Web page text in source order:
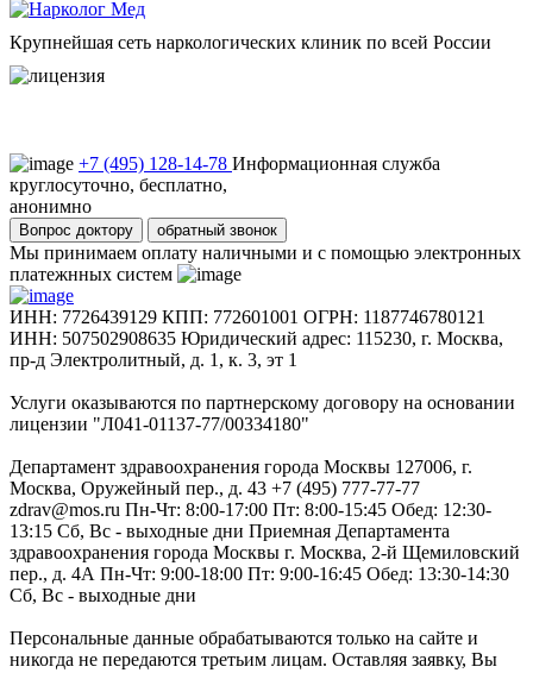
Крупнейшая сеть наркологических клиник по всей России
+7 (495) 128-14-78 Информационная служба
круглосуточно, бесплатно,
анонимно
Вопрос доктору обратный звонок
Мы принимаем оплату наличными и с помощью электронных
платежнных систем
ИНН: 7726439129 КПП: 772601001 ОГРН: 1187746780121
ИНН: 507502908635 Юридический адрес: 115230, г. Москва,
пр-д Электролитный, д. 1, к. 3, эт 1
Услуги оказываются по партнерскому договору на основании
лицензии "Л041-01137-77/00334180"
Департамент здравоохранения города Москвы 127006, г.
Москва, Оружейный пер., д. 43 +7 (495) 777-77-77
zdrav@mos.ru Пн-Чт: 8:00-17:00 Пт: 8:00-15:45 Обед: 12:30-
13:15 Сб, Вс - выходные дни Приемная Департамента
здравоохранения города Москвы г. Москва, 2-й Щемиловский
пер., д. 4А Пн-Чт: 9:00-18:00 Пт: 9:00-16:45 Обед: 13:30-14:30
Сб, Вс - выходные дни
Персональные данные обрабатываются только на сайте и
никогда не передаются третьим лицам. Оставляя заявку, Вы